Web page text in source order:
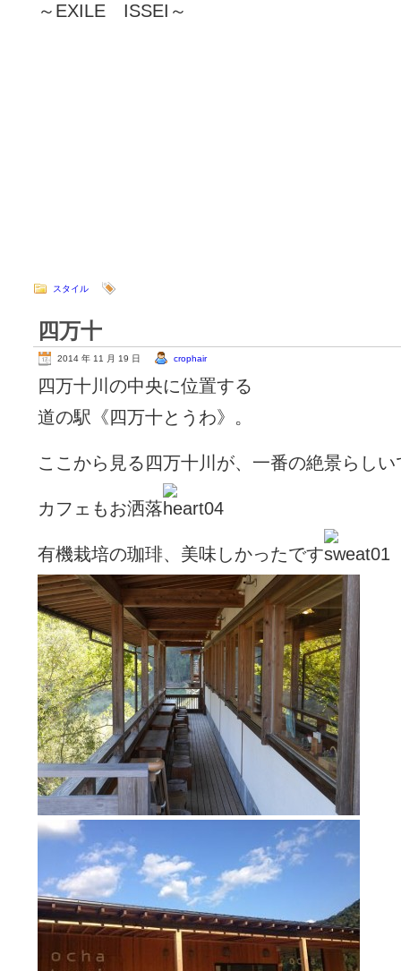
～EXILE ISSEI～
スタイル
四万十
2014 年 11 月 19 日 crophair
四万十川の中央に位置する
道の駅《四万十とうわ》。
ここから見る四万十川が、一番の絶景らしい
カフェもお洒落
有機栽培の珈琲、美味しかったです